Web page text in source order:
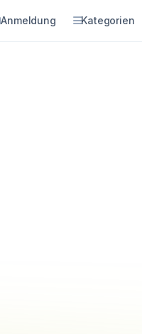
Anmeldung Kategorien